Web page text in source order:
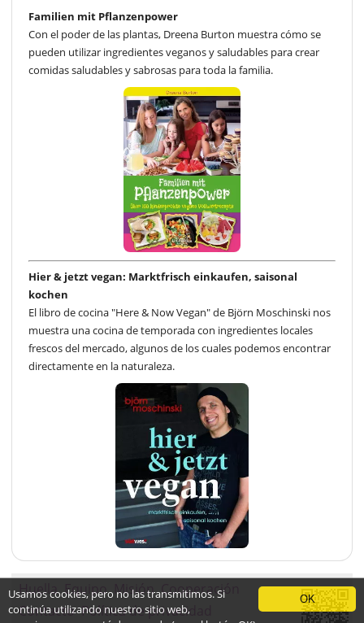
Familien mit Pflanzenpower
Con el poder de las plantas, Dreena Burton muestra cómo se
pueden utilizar ingredientes veganos y saludables para crear
comidas saludables y sabrosas para toda la familia.
Hier & jetzt vegan: Marktfrisch einkaufen, saisonal
kochen
El libro de cocina "Here & Now Vegan" de Björn Moschinski nos
muestra una cocina de temporada con ingredientes locales
frescos del mercado, algunos de los cuales podemos encontrar
directamente en la naturaleza.
HuellaEquipoMisiónCooperación
ContactoPolítica de privacidad
OK
Usamos cookies, pero no las transmitimos. Si
continúa utilizando nuestro sitio web,